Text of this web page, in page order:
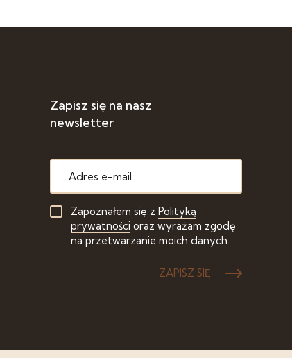
Zapisz się na nasz
newsletter
Zapoznałem się z Polityką
prywatności oraz wyrażam zgodę
na przetwarzanie moich danych.
ZAPISZ SIĘ